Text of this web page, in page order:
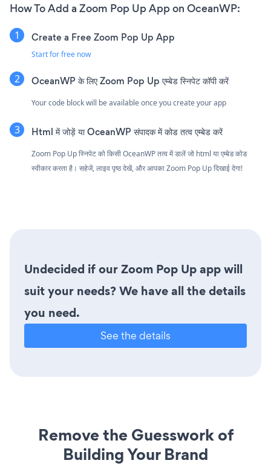
How To Add a Zoom Pop Up App on OceanWP:
Create a Free Zoom Pop Up App
Start for free now
OceanWP के लिए Zoom Pop Up एम्बेड स्निपेट कॉपी करें
Your code block will be available once you create your app
Html में जोड़ें या OceanWP संपादक में कोड तत्व एम्बेड करें
Zoom Pop Up स्निपेट को किसी OceanWP तत्व में डालें जो html या एम्बेड कोड
स्वीकार करता है। सहेजें, लाइव पृष्ठ देखें, और आपका Zoom Pop Up दिखाई देगा!
Undecided if our Zoom Pop Up app will
suit your needs? We have all the details
you need.
See the details
Remove the Guesswork of
Building Your Brand